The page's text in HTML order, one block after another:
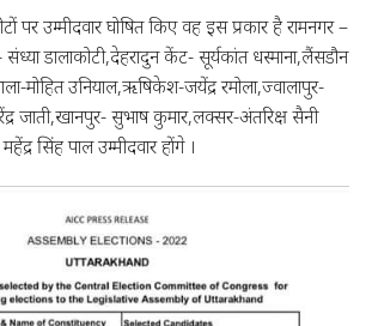
पर उम्मीदवार घोषित किए वह इस प्रकार है रामनगर –
डालाकोटी,देहरादुन केंट- सूर्यकांत धस्माना,लैंसडौन
मोहित उनियाल,ऋषिकेश-जयेंद्र रमोला,ज्वालापुर-
जाती,खानपुर- सुभाष कुमार,लक्सर-अंतरिक्ष सैनी
सिंह पाल उम्मीदवार होंगे ।